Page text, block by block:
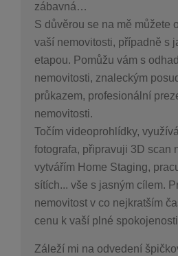
zábavná…
S důvěrou se na mě můžete
vaší nemovitosti, případně s
etapou. Pomůžu vám s
nemovitosti, znaleckým
průkazem, profesionální
nemovitosti.
Točím videoprohlídky,
fotografa, připravuji 3D scan
vytvářím Home Staging,
sítích... vše s jasným cílem.
nemovitost v co nejkratším
cenu k vaší plné
Záleží mi na odvedení